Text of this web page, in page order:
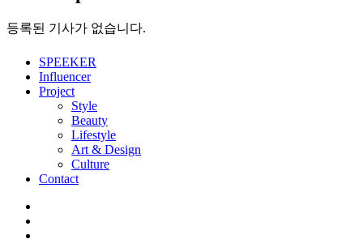
등록된 기사가 없습니다.
SPEEKER
Influencer
Project
Style
Beauty
Lifestyle
Art & Design
Culture
Contact